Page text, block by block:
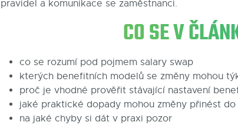
pravidel a komunikace se zaměstnanci.
CO SE V
co se rozumí pod pojmem salary swap
kterých benefitních modelů se změny mohou
proč je vhodné prověřit stávající nastavení
jaké praktické dopady mohou změny přinést
na jaké chyby si dát v praxi pozor